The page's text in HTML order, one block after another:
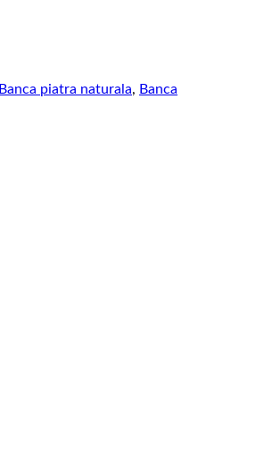
Banca piatra naturala, Banca